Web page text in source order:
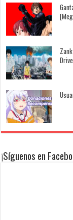
¡Síguenos en